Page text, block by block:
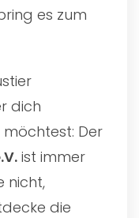
es zum
dich
Der
ist immer
nicht,
die